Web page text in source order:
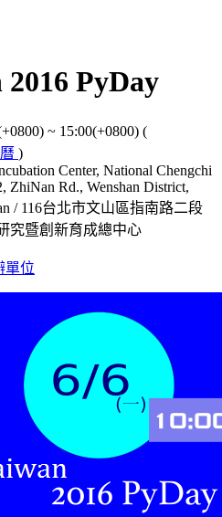
PyDay
~ 15:00(+0800) (
)
Center, National Chengchi
ZhiNan Rd., Wenshan District,
/ 116台北市文山區指南路二段
究暨創新育成總中心
單位